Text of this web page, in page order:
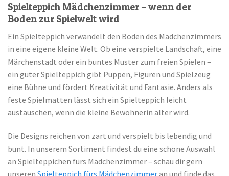
Spielteppich Mädchenzimmer – wenn der
Boden zur Spielwelt wird
Ein Spielteppich verwandelt den Boden des Mädchenzimmers
in eine eigene kleine Welt. Ob eine verspielte Landschaft, eine
Märchenstadt oder ein buntes Muster zum freien Spielen –
ein guter Spielteppich gibt Puppen, Figuren und Spielzeug
eine Bühne und fördert Kreativität und Fantasie. Anders als
feste Spielmatten lässt sich ein Spielteppich leicht
austauschen, wenn die kleine Bewohnerin älter wird.
Die Designs reichen von zart und verspielt bis lebendig und
bunt. In unserem Sortiment findest du eine schöne Auswahl
an Spielteppichen fürs Mädchenzimmer – schau dir gern
unseren Spielteppich fürs Mädchenzimmeran und finde das